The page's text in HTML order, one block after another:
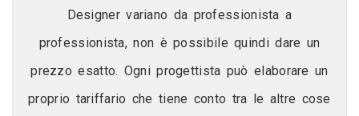
Designer variano da professionista a
professionista, non è possibile quindi dare un
prezzo esatto. Ogni progettista può elaborare un
proprio tariffario che tiene conto tra le altre cose